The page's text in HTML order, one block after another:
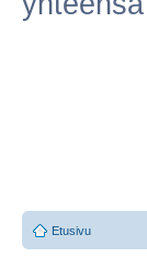
Etusivu